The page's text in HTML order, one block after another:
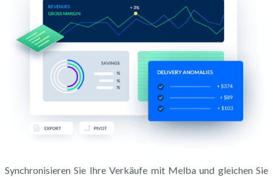
Synchronisieren Sie Ihre Verkäufe mit Melba und gleichen Sie